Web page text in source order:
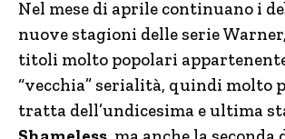
Nel mese di aprile continuano i
nuove stagioni delle serie
titoli molto popolari
“vecchia” serialità, quindi molto
tratta dell’undicesima e ultima